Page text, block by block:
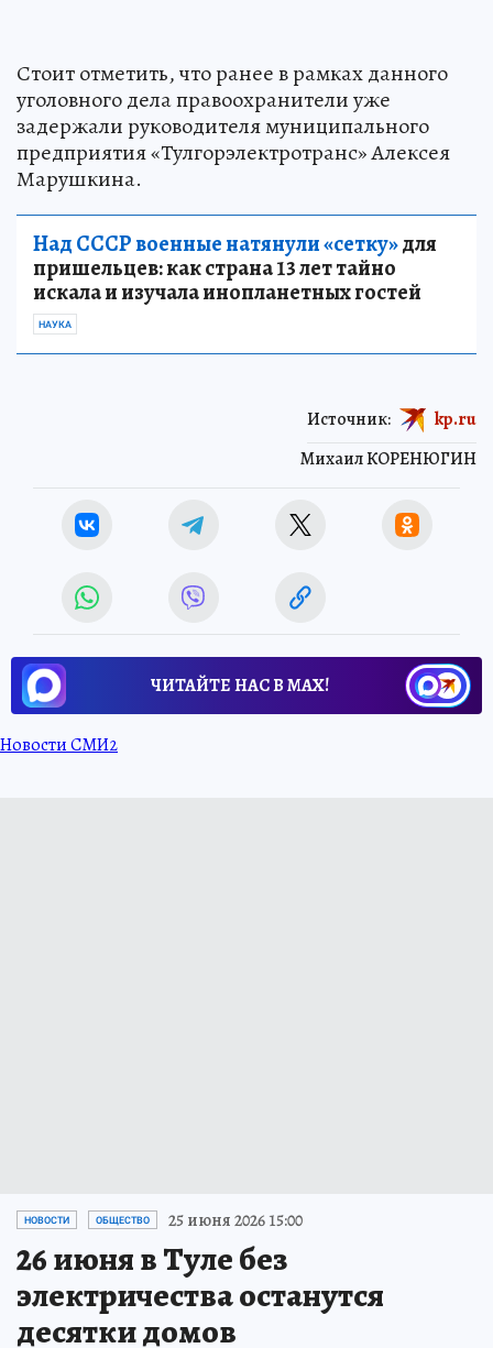
Стоит отметить, что ранее в рамках данного
уголовного дела правоохранители уже
задержали руководителя муниципального
предприятия «Тулгорэлектротранс» Алексея
Марушкина.
Над СССР военные натянули «сетку»для
пришельцев: как страна 13 лет тайно
искала и изучала инопланетных гостей
НАУКА
Михаил КОРЕНЮГИН
Источник: kp.ru
ЧИТАЙТЕ НАС В МАХ!
Новости СМИ2
НОВОСТИ ОБЩЕСТВО 25 июня 2026 15:00
26 июня в Туле без
электричества останутся
десятки домов